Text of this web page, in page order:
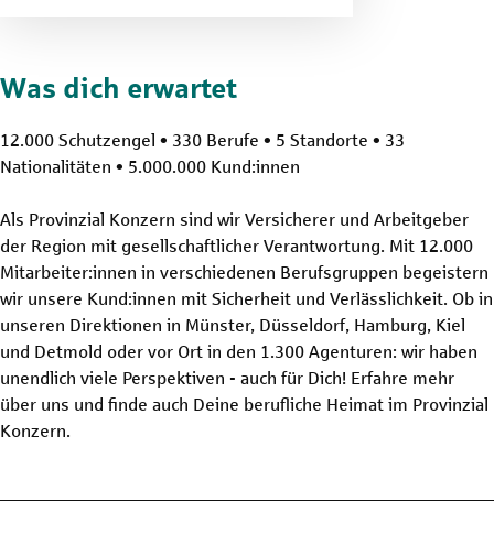
Was dich erwartet
12.000 Schutzengel • 330 Berufe • 5 Standorte • 33
Nationalitäten • 5.000.000 Kund:innen
Als Provinzial Konzern sind wir Versicherer und Arbeitgeber
der Region mit gesellschaftlicher Verantwortung. Mit 12.000
Mitarbeiter:innen in verschiedenen Berufsgruppen begeistern
wir unsere Kund:innen mit Sicherheit und Verlässlichkeit. Ob in
unseren Direktionen in Münster, Düsseldorf, Hamburg, Kiel
und Detmold oder vor Ort in den 1.300 Agenturen: wir haben
unendlich viele Perspektiven - auch für Dich! Erfahre mehr
über uns und finde auch Deine berufliche Heimat im Provinzial
Konzern.